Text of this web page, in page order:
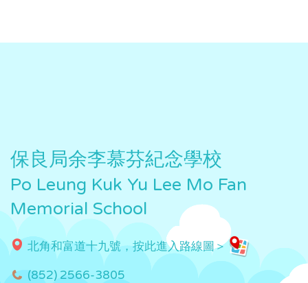
保良局余李慕芬紀念學校
Po Leung Kuk Yu Lee Mo Fan
Memorial School
北角和富道十九號，按此進入路線圖＞
(852) 2566-3805